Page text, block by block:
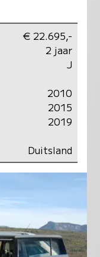
€ 22.695,-
2 jaar
J
2010
2015
2019
Duitsland